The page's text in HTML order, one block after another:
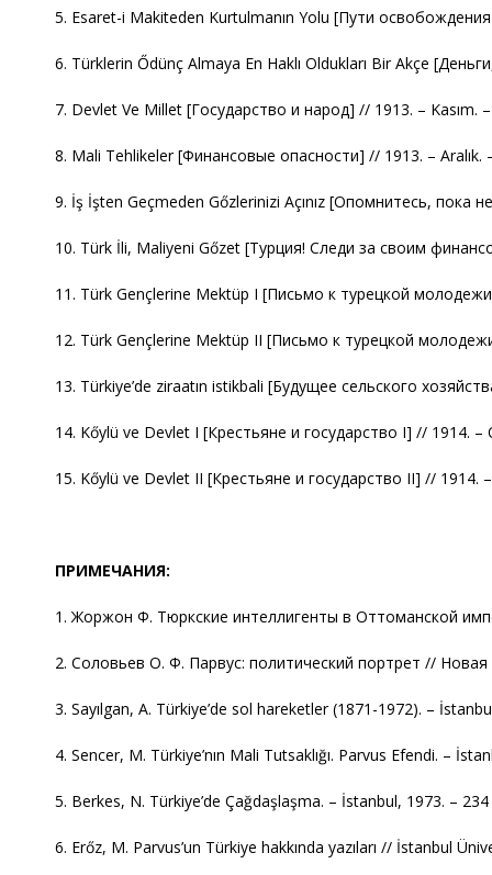
5. Esaret-i Makiteden Kurtulmanın Yolu [Пути
6. Türklerin Ődünç Almaya En Haklı Oldukları Bir Akçe
7. Devlet Ve Millet [Государство и народ] // 1913. – Kasım.
8. Mali Tehlikeler [Финансовые опасности] // 1913. – Aralık.
9. İş İşten Geçmeden Gőzlerinizi Açınız [Опомнитесь, пока
10. Türk İli, Maliyeni Gőzet [Турция! Следи за своим
11. Türk Gençlerine Mektüp I [Письмо к турецкой
12. Türk Gençlerine Mektüp II [Письмо к турецкой
13. Türkiye’de ziraatın istikbali [Будущее сельского
14. Kőylü ve Devlet I [Крестьяне и государство I] // 1914.
15. Kőylü ve Devlet II [Крестьяне и государство II] // 1914.
ПРИМЕЧАНИЯ:
1. Жоржон Ф. Тюркские интеллигенты в Оттоманской
2. Соловьев О. Ф. Парвус: политический портрет //
3. Sayılgan, A. Türkiye’de sol hareketler (1871-1972). –
4. Sencer, М. Türkiye’nın Mali Tutsaklığı. Parvus Efendi. –
5. Berkes, N. Türkiye’de Çağdaşlaşma. – İstanbul, 1973. – 234
6. Erőz, M. Parvus’un Türkiye hakkında yazıları // İstanbul